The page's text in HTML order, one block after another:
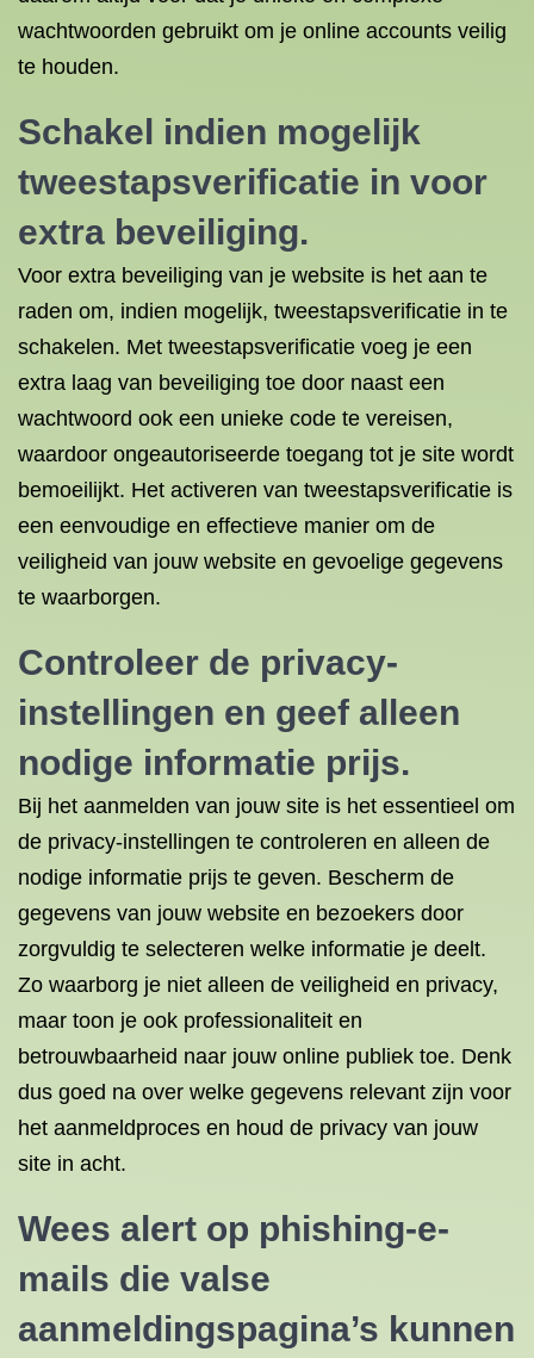
wachtwoorden gebruikt om je online accounts veilig
te houden.
Schakel indien mogelijk
tweestapsverificatie in voor
extra beveiliging.
Voor extra beveiliging van je website is het aan te
raden om, indien mogelijk, tweestapsverificatie in te
schakelen. Met tweestapsverificatie voeg je een
extra laag van beveiliging toe door naast een
wachtwoord ook een unieke code te vereisen,
waardoor ongeautoriseerde toegang tot je site wordt
bemoeilijkt. Het activeren van tweestapsverificatie is
een eenvoudige en effectieve manier om de
veiligheid van jouw website en gevoelige gegevens
te waarborgen.
Controleer de privacy-
instellingen en geef alleen
nodige informatie prijs.
Bij het aanmelden van jouw site is het essentieel om
de privacy-instellingen te controleren en alleen de
nodige informatie prijs te geven. Bescherm de
gegevens van jouw website en bezoekers door
zorgvuldig te selecteren welke informatie je deelt.
Zo waarborg je niet alleen de veiligheid en privacy,
maar toon je ook professionaliteit en
betrouwbaarheid naar jouw online publiek toe. Denk
dus goed na over welke gegevens relevant zijn voor
het aanmeldproces en houd de privacy van jouw
site in acht.
Wees alert op phishing-e-
mails die valse
aanmeldingspagina’s kunnen